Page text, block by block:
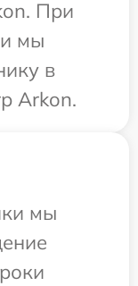
При
мы
в
Arkon.
мы